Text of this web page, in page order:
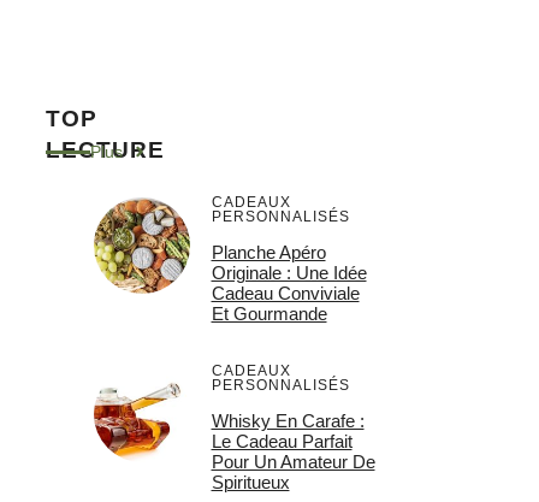
TOP
LECTURE
Plus
CADEAUX
PERSONNALISÉS
Planche Apéro
Originale : Une Idée
Cadeau Conviviale
Et Gourmande
CADEAUX
PERSONNALISÉS
Whisky En Carafe :
Le Cadeau Parfait
Pour Un Amateur De
Spiritueux